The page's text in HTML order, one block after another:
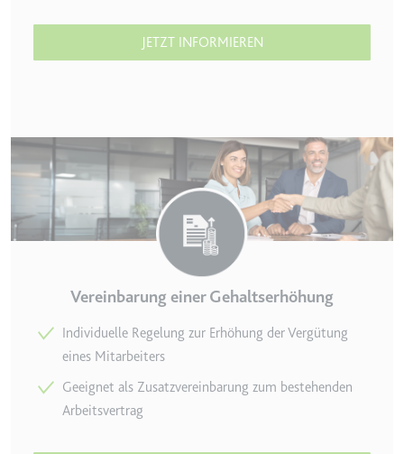
eingebetteten Inhalten zu
verfolgen.
JETZT INFORMIEREN
Vereinbarung einer Gehaltserhöhung
Individuelle Regelung zur Erhöhung der Vergütung
eines Mitarbeiters
Geeignet als Zusatzvereinbarung zum bestehenden
Arbeitsvertrag